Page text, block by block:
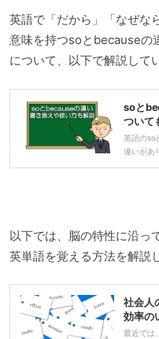
英語で「だから」「なぜな
意味を持つsoとbecauseの
について、以下で解説して
soと
ついて
英語のso
違いがあ
以下では、脳の特性に沿っ
英単語を覚える方法を解説
社会人
効率の
最近では